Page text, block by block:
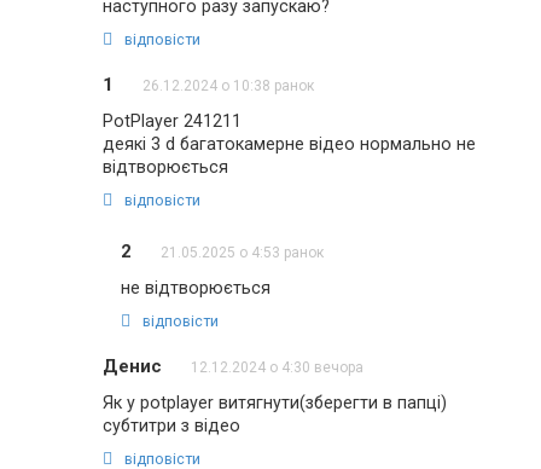
наступного разу запускаю?
відповісти
1 26.12.2024 о 10:38 ранок
PotPlayer 241211
деякі 3 d багатокамерне відео нормально не
відтворюється
відповісти
2 21.05.2025 о 4:53 ранок
не відтворюється
відповісти
Денис 12.12.2024 о 4:30 вечора
Як у potplayer витягнути(зберегти в папці)
субтитри з відео
відповісти